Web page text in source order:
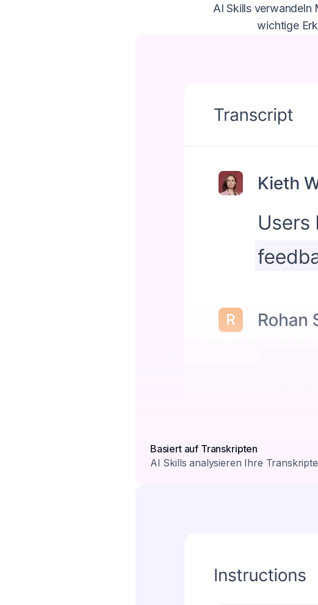
AI Skills verwandeln
wichtige
Basiert auf Transkripten
AI Skills analysieren Ihre